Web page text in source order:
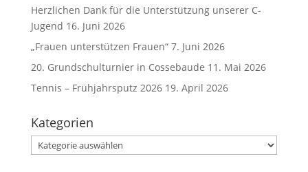
Herzlichen Dank für die Unterstützung unserer C-
Jugend 16. Juni 2026
„Frauen unterstützen Frauen“ 7. Juni 2026
20. Grundschulturnier in Cossebaude 11. Mai 2026
Tennis – Frühjahrsputz 2026 19. April 2026
Kategorien
Kategorien